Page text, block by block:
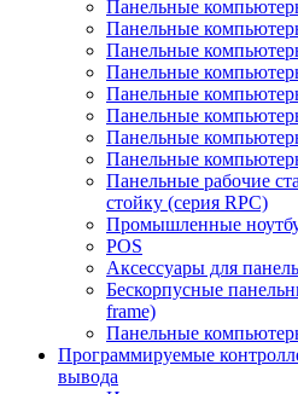
Панельные
Панельные
Панельные
Панельные
Панельные
Панельные
Панельные
Панельные
Панельные рабочие
стойку (серия RPC)
Промышленные
POS
Аксессуары для
Бескорпусные
frame)
Панельные
Программируемые
вывода